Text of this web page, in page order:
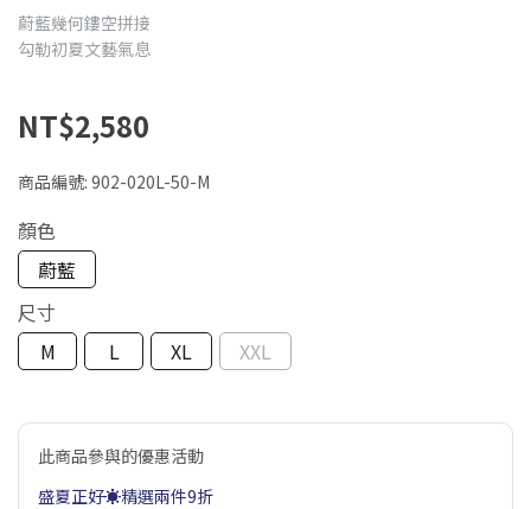
蔚藍幾何鏤空拼接
勾勒初夏文藝氣息
NT$2,580
商品編號: 902-020L-50-M
顏色
蔚藍
尺寸
M
L XL XXL
此商品參與的優惠活動
盛夏正好☀️精選兩件9折